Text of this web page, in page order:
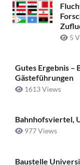
5
Gutes Ergebnis –
Gästeführungen
1613 Views
Bahnhofsviertel,
977 Views
Baustelle